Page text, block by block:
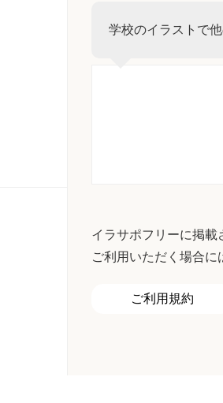
学校のイラストで
イラサポフリーに掲
ご利用いただく場合に
ご利用規約